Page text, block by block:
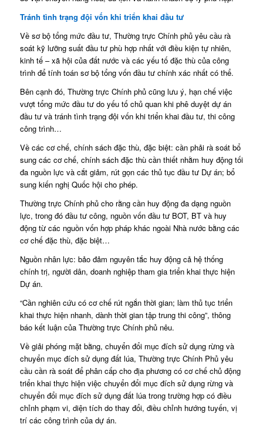
Tránh tình trạng đội vốn khi triển khai đầu tư
Về sơ bộ tổng mức đầu tư, Thường trực Chính phủ yêu cầu rà
soát kỹ lưỡng suất đầu tư phù hợp nhất với điều kiện tự nhiên,
kinh tế – xã hội của đất nước và các yếu tố đặc thù của công
trình để tính toán sơ bộ tổng vốn đầu tư chính xác nhất có thể.
Bên cạnh đó, Thường trực Chính phủ cũng lưu ý, hạn chế việc
vượt tổng mức đầu tư do yếu tố chủ quan khi phê duyệt dự án
đầu tư và tránh tình trạng đội vốn khi triển khai đầu tư, thi công
công trình…
Về các cơ chế, chính sách đặc thù, đặc biệt: cần phải rà soát bổ
sung các cơ chế, chính sách đặc thù cần thiết nhằm huy động tối
đa nguồn lực và cắt giảm, rút gọn các thủ tục đầu tư Dự án; bổ
sung kiến nghị Quốc hội cho phép.
Thường trực Chính phủ cho rằng cần huy động đa dạng nguồn
lực, trong đó đầu tư công, nguồn vốn đầu tư BOT, BT và huy
động từ các nguồn vốn hợp pháp khác ngoài Nhà nước bằng các
cơ chế đặc thù, đặc biệt…
Nguồn nhân lực: bảo đảm nguyên tắc huy động cả hệ thống
chính trị, người dân, doanh nghiệp tham gia triển khai thực hiện
Dự án.
“Cần nghiên cứu có cơ chế rút ngắn thời gian; làm thủ tục triển
khai thực hiện nhanh, dành thời gian tập trung thi công”, thông
báo kết luận của Thường trực Chính phủ nêu.
Về giải phóng mặt bằng, chuyển đổi mục đích sử dụng rừng và
chuyển mục đích sử dụng đất lúa, Thường trực Chính Phủ yêu
cầu cần rà soát để phân cấp cho địa phương có cơ chế chủ động
triển khai thực hiện việc chuyển đổi mục đích sử dụng rừng và
chuyển đổi mục đích sử dụng đất lúa trong trường hợp có điều
chỉnh phạm vi, diện tích do thay đổi, điều chỉnh hướng tuyến, vị
trí các công trình của dự án.